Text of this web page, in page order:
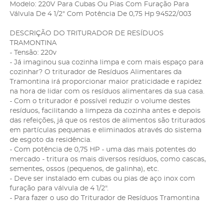
Modelo: 220V Para Cubas Ou Pias Com Furação Para
Válvula De 4 1/2" Com Potência De 0,75 Hp 94522/003
DESCRIÇÃO DO TRITURADOR DE RESÍDUOS
TRAMONTINA
- Tensão: 220v
- Já imaginou sua cozinha limpa e com mais espaço para
cozinhar? O triturador de Resíduos Alimentares da
Tramontina irá proporcionar maior praticidade e rapidez
na hora de lidar com os resíduos alimentares da sua casa.
- Com o triturador é possível reduzir o volume destes
resíduos, facilitando a limpeza da cozinha antes e depois
das refeições, já que os restos de alimentos são triturados
em partículas pequenas e eliminados através do sistema
de esgoto da residência.
- Com potência de 0,75 HP - uma das mais potentes do
mercado - tritura os mais diversos resíduos, como cascas,
sementes, ossos (pequenos, de galinha), etc.
- Deve ser instalado em cubas ou pias de aço inox com
furação para válvula de 4 1/2".
- Para fazer o uso do Triturador de Resíduos Tramontina